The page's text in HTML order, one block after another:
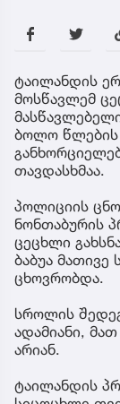
ტაილანდის
მოსწავლემ
ბოლო წლების
თავდასხმაა.